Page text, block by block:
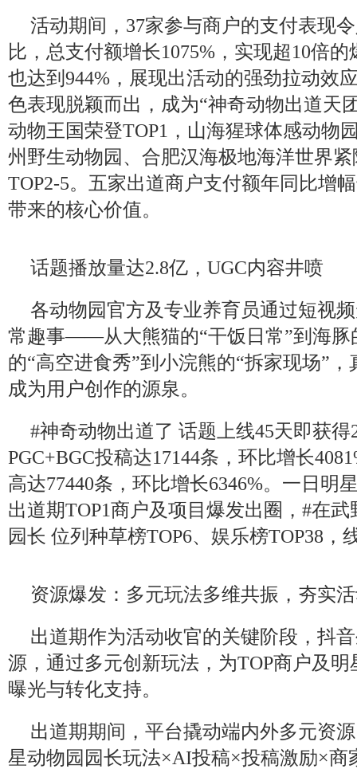
活动期间，37家参与商户的支付表现
比，总支付额增长1075%，实现超10倍
也达到944%，展现出活动的强劲拉动效
色表现脱颖而出，成为“神奇动物出道天
动物王国荣登TOP1，山海猩球体感动物
州野生动物园、合肥汉海极地海洋世界
TOP2-5。五家出道商户支付额年同比增
带来的核心价值。
话题播放量达2.8亿，UGC内容井喷
各动物园官方及专业养育员通过短视
常趣事——从大熊猫的“干饭日常”到海豚
的“高空进食秀”到小浣熊的“拆家现场”
成为用户创作的源泉。
#神奇动物出道了 话题上线45天即获得
PGC+BGC投稿达17144条，环比增长
高达77440条，环比增长6346%。一日明
出道期TOP1商户及项目爆发出圈，#在
园长 位列种草榜TOP6、娱乐榜TOP38，
资源爆发：多元玩法多维共振，夯实
出道期作为活动收官的关键阶段，抖
源，通过多元创新玩法，为TOP商户及
曝光与转化支持。
出道期期间，平台撬动端内外多元资
星动物园园长玩法×AI投稿×投稿激励×商